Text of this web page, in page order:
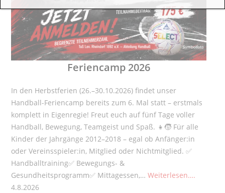
Feriencamp 2026
In den Herbstferien (26.–30.10.2026) findet unser
Handball-Feriencamp bereits zum 6. Mal statt – erstmals
komplett in Eigenregie! Freut euch auf fünf Tage voller
Handball, Bewegung, Teamgeist und Spaß. 👧🧒 Für alle
Kinder der Jahrgänge 2012–2018 – egal ob Anfänger:in
oder Vereinsspieler:in, Mitglied oder Nichtmitglied. ✅
Handballtraining✅ Bewegungs- &
Gesundheitsprogramm✅ Mittagessen,… Weiterlesen….
4.8.2026